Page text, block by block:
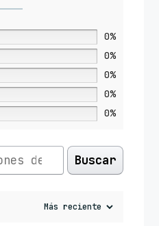
0%
0%
0%
0%
0%
Buscar